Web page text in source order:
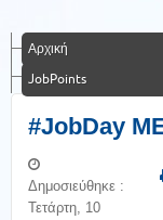
Αρχική
JobPoints
#JobDay
Δημοσιεύθηκε :
Τετάρτη, 10